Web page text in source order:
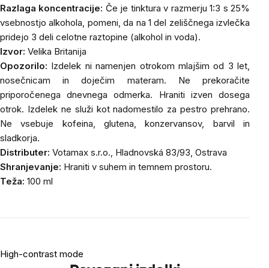
Razlaga koncentracije: Če je tinktura v razmerju 1:3 s 25%
vsebnostjo alkohola, pomeni, da na 1 del zeliščnega izvlečka
pridejo 3 deli celotne raztopine (alkohol in voda).
Izvor: Velika Britanija
Opozorilo: Izdelek ni namenjen otrokom mlajšim od 3 let,
nosečnicam in doječim materam. Ne prekoračite
priporočenega dnevnega odmerka. Hraniti izven dosega
otrok. Izdelek ne služi kot nadomestilo za pestro prehrano.
Ne vsebuje kofeina, glutena, konzervansov, barvil in
sladkorja.
Distributer: Votamax s.r.o., Hladnovská 83/93, Ostrava
Shranjevanje: Hraniti v suhem in temnem prostoru.
Teža: 100 ml
High-contrast mode